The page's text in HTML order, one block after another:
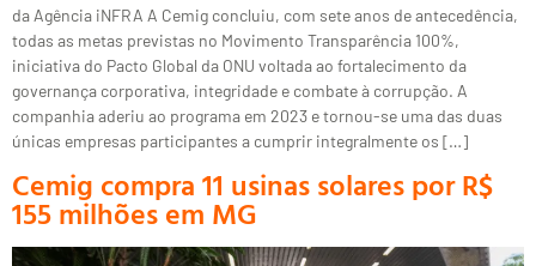
da Agência iNFRA A Cemig concluiu, com sete anos de antecedência,
todas as metas previstas no Movimento Transparência 100%,
iniciativa do Pacto Global da ONU voltada ao fortalecimento da
governança corporativa, integridade e combate à corrupção. A
companhia aderiu ao programa em 2023 e tornou-se uma das duas
únicas empresas participantes a cumprir integralmente os […]
Cemig compra 11 usinas solares por R$
155 milhões em MG